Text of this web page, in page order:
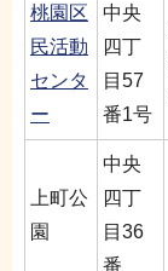
桃園区
民活動
センタ
ー
中央
四丁
目57
番1号
上町公
園
中央
四丁
目36
番